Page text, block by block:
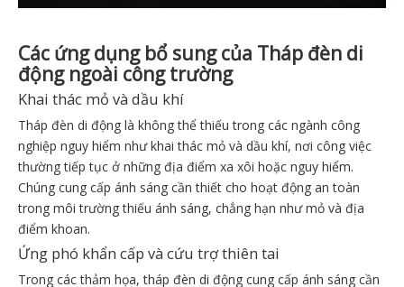
Các ứng dụng bổ sung của Tháp đèn di
động ngoài công trường
Khai thác mỏ và dầu khí
Tháp đèn di động là không thể thiếu trong các ngành công
nghiệp nguy hiểm như khai thác mỏ và dầu khí, nơi công việc
thường tiếp tục ở những địa điểm xa xôi hoặc nguy hiểm.
Chúng cung cấp ánh sáng cần thiết cho hoạt động an toàn
trong môi trường thiếu ánh sáng, chẳng hạn như mỏ và địa
điểm khoan.
Ứng phó khẩn cấp và cứu trợ thiên tai
Trong các thảm họa, tháp đèn di động cung cấp ánh sáng cần